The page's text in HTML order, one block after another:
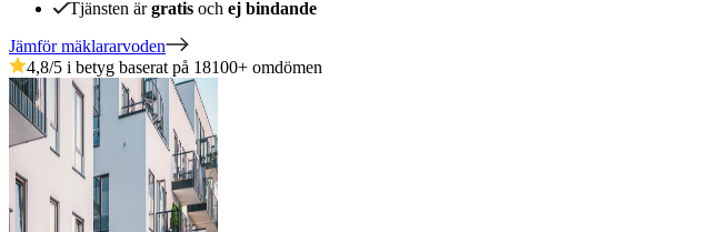
Tjänsten ärgratis och ej bindande
Jämför mäklararvoden
4,8/5 i betyg baserat på 18100+ omdömen